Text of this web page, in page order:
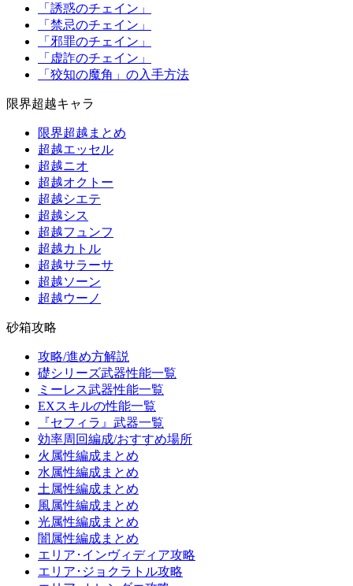
「誘惑のチェイン」
「禁忌のチェイン」
「邪罪のチェイン」
「虚詐のチェイン」
「狡知の魔角」の入手方法
限界超越キャラ
限界超越まとめ
超越エッセル
超越ニオ
超越オクトー
超越シエテ
超越シス
超越フュンフ
超越カトル
超越サラーサ
超越ソーン
超越ウーノ
砂箱攻略
攻略/進め方解説
礎シリーズ武器性能一覧
ミーレス武器性能一覧
EXスキルの性能一覧
『セフィラ』武器一覧
効率周回編成/おすすめ場所
火属性編成まとめ
水属性編成まとめ
土属性編成まとめ
風属性編成まとめ
光属性編成まとめ
闇属性編成まとめ
エリア･インヴィディア攻略
エリア･ジョクラトル攻略